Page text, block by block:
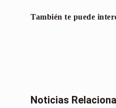
También te puede
Noticias